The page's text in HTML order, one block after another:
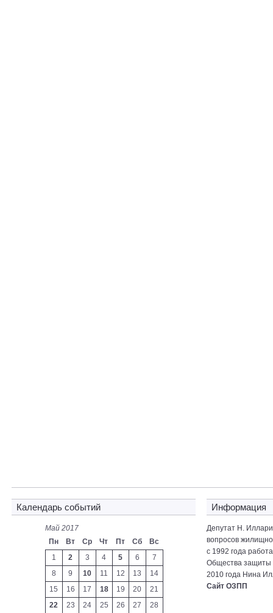
Календарь событий
Май 2017
Пн
Вт Ср Чт Пт Сб
Вс
1
2 3 4 5 6
7
8
9 10 11 12 13
14
15
16 17 18 19 20
21
22
23 24 25 26 27 28
Информация
Депутат Н.
вопросов
с 1992 года
Общества защиты
2010 года Нина
Сайт ОЗПП